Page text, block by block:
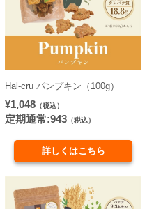
Hal-cru パンプキン（100g）
¥1,048 （税込）
定期通常:943 （税込）
詳しくはこちら